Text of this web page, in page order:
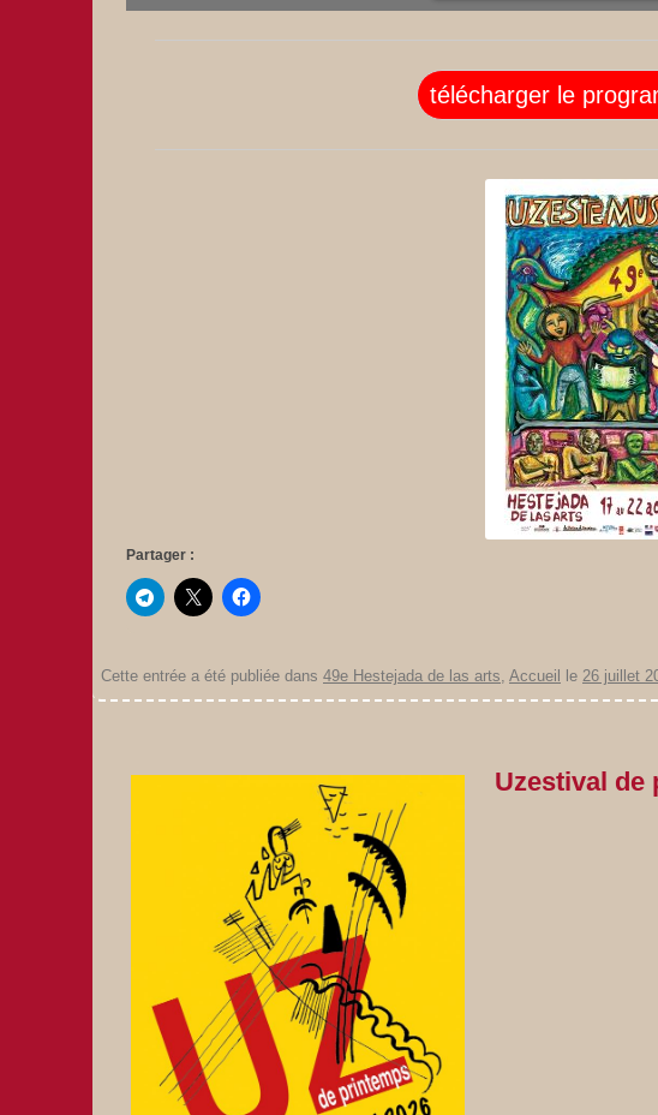
télécharger le
Partager :
Cette entrée a été publiée dans 49e Hestejada de las arts Accueil le 26 juillet
Uzestival de